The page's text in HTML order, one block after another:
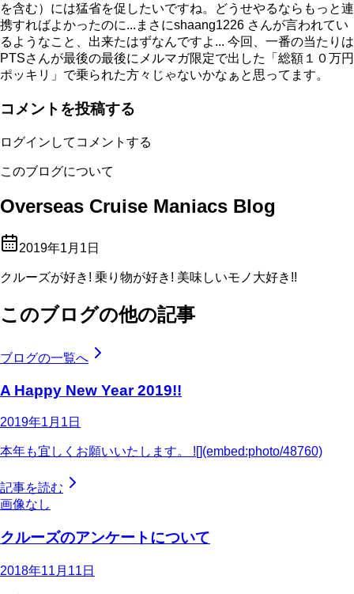
を含む）には猛省を促したいですね。どうせやるならもっと連
携すればよかったのに...まさにshaang1226 さんが言われてい
るようなこと、出来たはずなんですよ... 今回、一番の当たりは
PTSさんが最後の最後にメルマガ限定で出した「総額１０万円
ポッキリ」で乗られた方々じゃないかなぁと思ってます。
コメントを投稿する
ログインしてコメントする
このブログについて
Overseas Cruise Maniacs Blog
2019年1月1日
クルーズが好き! 乗り物が好き! 美味しいモノ大好き!!
このブログの他の記事
ブログの一覧へ
A Happy New Year 2019!!
2019年1月1日
本年も宜しくお願いいたします。 ![](embed:photo/48760)
記事を読む
画像なし
クルーズのアンケートについて
2018年11月11日